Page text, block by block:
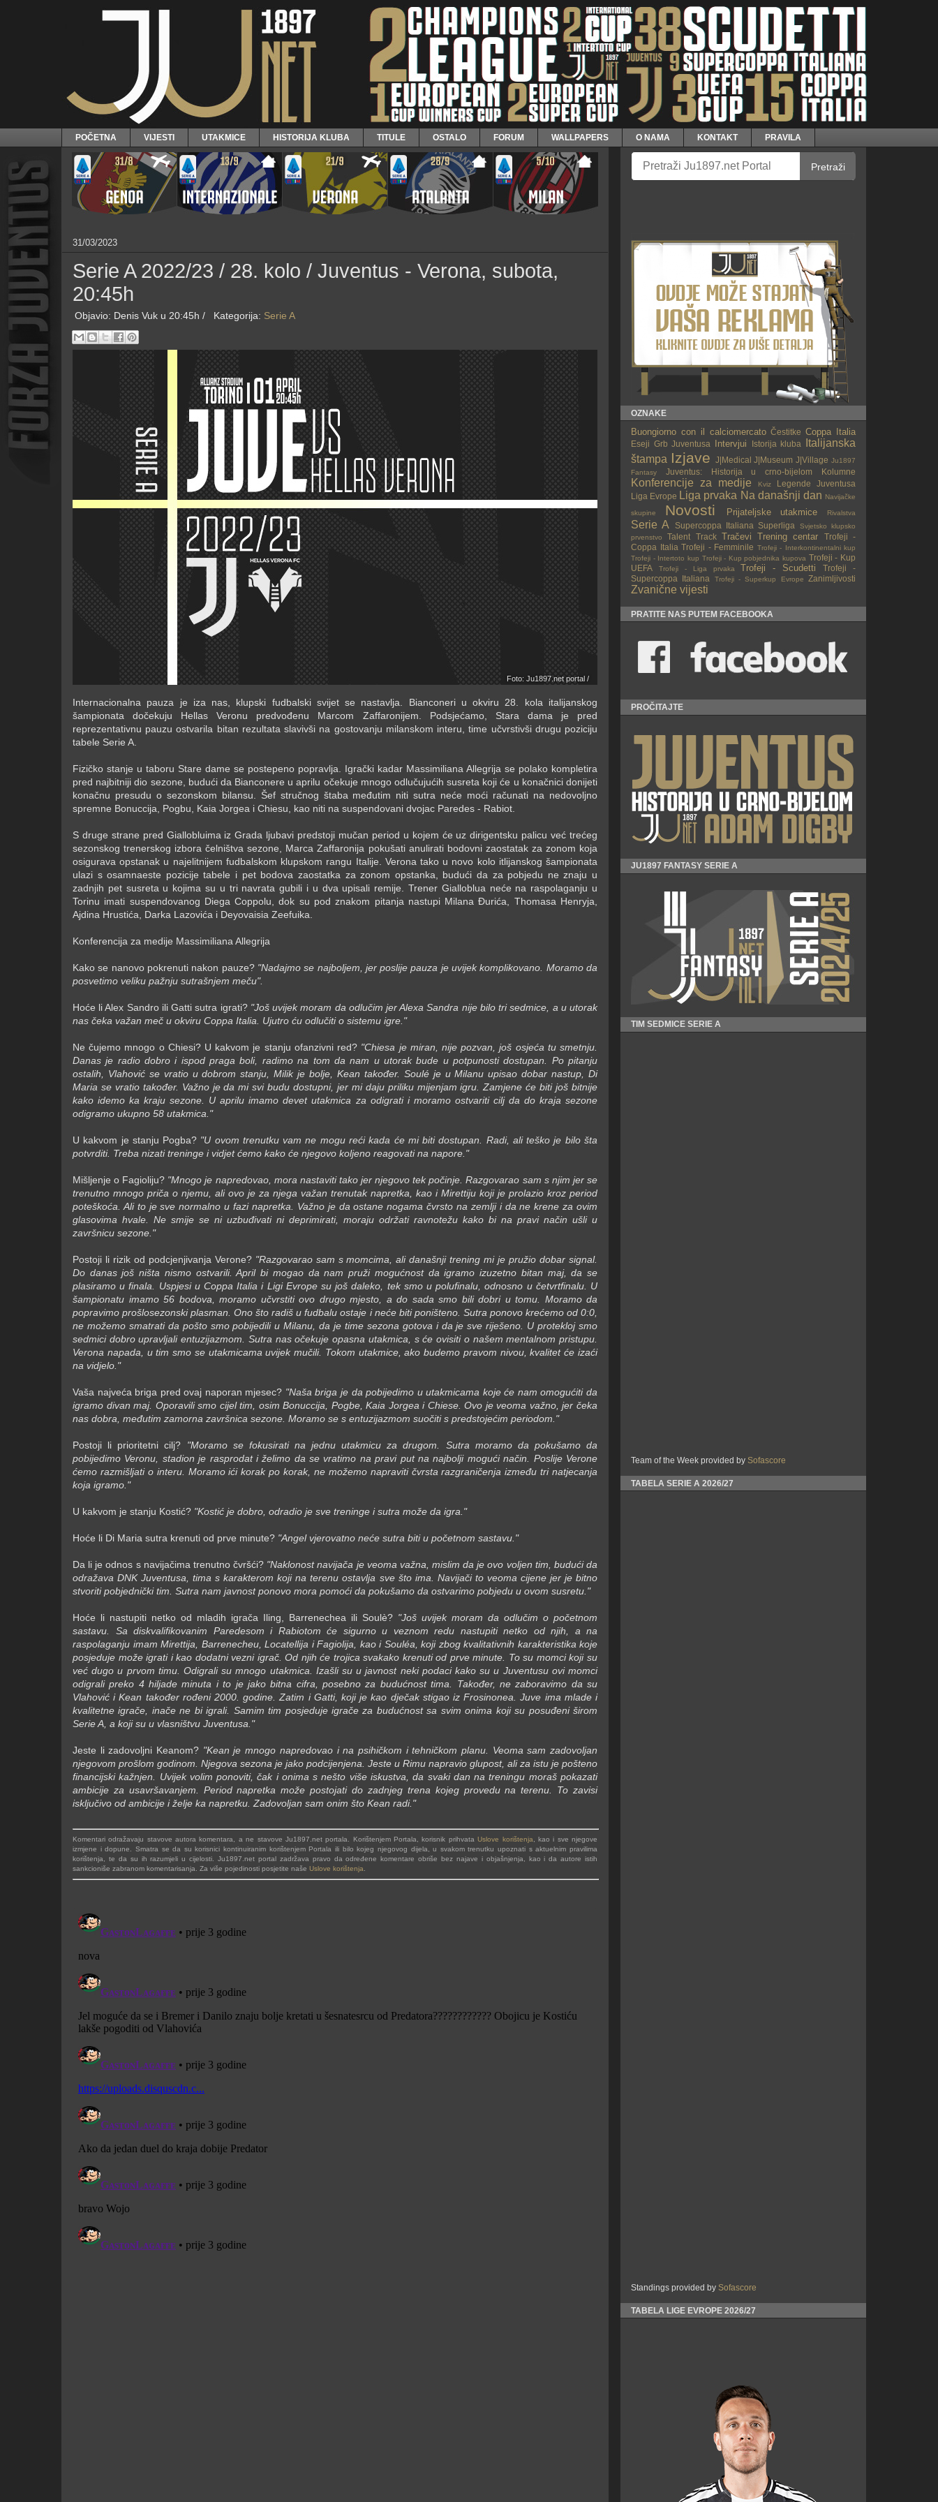
POČETNA VIJESTI UTAKMICE HISTORIJA KLUBA TITULE OSTALO FORUM WALLPAPERS O NAMA KONTAKT PRAVILA
31/03/2023
Serie A 2022/23 / 28. kolo / Juventus - Verona, subota,
20:45h
Objavio: Denis Vuk u 20:45h / Kategorija: Serie A
Foto: Ju1897.net portal /
Internacionalna pauza je iza nas, klupski fudbalski svijet se nastavlja. Bianconeri u okviru 28. kola italijanskog
šampionata dočekuju Hellas Veronu predvođenu Marcom Zaffaronijem. Podsjećamo, Stara dama je pred
reprezentativnu pauzu ostvarila bitan rezultata slavivši na gostovanju milanskom interu, time učvrstivši drugu poziciju
tabele Serie A.
Fizičko stanje u taboru Stare dame se postepeno popravlja. Igrački kadar Massimiliana Allegrija se polako kompletira
pred najbitniji dio sezone, budući da Bianconere u aprilu očekuje mnogo odlučujućih susreta koji će u konačnici donijeti
konačnu presudu o sezonskom bilansu. Šef stručnog štaba međutim niti sutra neće moći računati na nedovoljno
spremne Bonuccija, Pogbu, Kaia Jorgea i Chiesu, kao niti na suspendovani dvojac Paredes - Rabiot.
S druge strane pred Giallobluima iz Grada ljubavi predstoji mučan period u kojem će uz dirigentsku palicu već trećeg
sezonskog trenerskog izbora čelništva sezone, Marca Zaffaronija pokušati anulirati bodovni zaostatak za zonom koja
osigurava opstanak u najelitnijem fudbalskom klupskom rangu Italije. Verona tako u novo kolo itlijanskog šampionata
ulazi s osamnaeste pozicije tabele i pet bodova zaostatka za zonom opstanka, budući da za pobjedu ne znaju u
zadnjih pet susreta u kojima su u tri navrata gubili i u dva upisali remije. Trener Gialloblua neće na raspolaganju u
Torinu imati suspendovanog Diega Coppolu, dok su pod znakom pitanja nastupi Milana Đurića, Thomasa Henryja,
Ajdina Hrustića, Darka Lazovića i Deyovaisia Zeefuika.
Konferencija za medije Massimiliana Allegrija
Kako se nanovo pokrenuti nakon pauze? "Nadajmo se najboljem, jer poslije pauza je uvijek komplikovano. Moramo da
posvetimo veliku pažnju sutrašnjem meču".
Hoće li Alex Sandro ili Gatti sutra igrati? "Još uvijek moram da odlučim jer Alexa Sandra nije bilo tri sedmice, a u utorak
nas čeka važan meč u okviru Coppa Italia. Ujutro ću odlučiti o sistemu igre."
Ne čujemo mnogo o Chiesi? U kakvom je stanju ofanzivni red? "Chiesa je miran, nije pozvan, još osjeća tu smetnju.
Danas je radio dobro i ispod praga boli, radimo na tom da nam u utorak bude u potpunosti dostupan. Po pitanju
ostalih, Vlahović se vratio u dobrom stanju, Milik je bolje, Kean također. Soulé je u Milanu upisao dobar nastup, Di
Maria se vratio također. Važno je da mi svi budu dostupni, jer mi daju priliku mijenjam igru. Zamjene će biti još bitnije
kako idemo ka kraju sezone. U aprilu imamo devet utakmica za odigrati i moramo ostvariti cilj da do kraja sezone
odigramo ukupno 58 utakmica."
U kakvom je stanju Pogba? "U ovom trenutku vam ne mogu reći kada će mi biti dostupan. Radi, ali teško je bilo šta
potvrditi. Treba nizati treninge i vidjet ćemo kako će njegovo koljeno reagovati na napore."
Mišljenje o Fagioliju? "Mnogo je napredovao, mora nastaviti tako jer njegovo tek počinje. Razgovarao sam s njim jer se
trenutno mnogo priča o njemu, ali ovo je za njega važan trenutak napretka, kao i Mirettiju koji je prolazio kroz period
poteškoća. Ali to je sve normalno u fazi napretka. Važno je da ostane nogama čvrsto na zemlji i da ne krene za ovim
glasovima hvale. Ne smije se ni uzbuđivati ​​ni deprimirati, moraju održati ravnotežu kako bi na pravi način ušli u
završnicu sezone."
Postoji li rizik od podcjenjivanja Verone? "Razgovarao sam s momcima, ali današnji trening mi je pružio dobar signal.
Do danas još ništa nismo ostvarili. April bi mogao da nam pruži mogućnost da igramo izuzetno bitan maj, da se
plasiramo u finala. Uspjesi u Coppa Italia i Ligi Evrope su još daleko, tek smo u polufinalu, odnosno u četvrtfinalu. U
šampionatu imamo 56 bodova, moramo učvrstiti ovo drugo mjesto, a do sada smo bili dobri u tomu. Moramo da
popravimo prošlosezonski plasman. Ono što radiš u fudbalu ostaje i neće biti poništeno. Sutra ponovo krećemo od 0:0,
ne možemo smatrati da pošto smo pobijedili u Milanu, da je time sezona gotova i da je sve riješeno. U protekloj smo
sedmici dobro upravljali entuzijazmom. Sutra nas očekuje opasna utakmica, s će ovisiti o našem mentalnom pristupu.
Verona napada, u tim smo se utakmicama uvijek mučili. Tokom utakmice, ako budemo pravom nivou, kvalitet će izaći
na vidjelo."
Vaša najveća briga pred ovaj naporan mjesec? "Naša briga je da pobijedimo u utakmicama koje će nam omogućiti da
igramo divan maj. Oporavili smo cijel tim, osim Bonuccija, Pogbe, Kaia Jorgea i Chiese. Ovo je veoma važno, jer čeka
nas dobra, međutim zamorna završnica sezone. Moramo se s entuzijazmom suočiti s predstojećim periodom."
Postoji li prioritetni cilj? "Moramo se fokusirati na jednu utakmicu za drugom. Sutra moramo da pokušamo da
pobijedimo Veronu, stadion je rasprodat i želimo da se vratimo na pravi put na najbolji mogući način. Poslije Verone
ćemo razmišljati o interu. Moramo ići korak po korak, ne možemo napraviti čvrsta razgraničenja između tri natjecanja
koja igramo."
U kakvom je stanju Kostić? "Kostić je dobro, odradio je sve treninge i sutra može da igra."
Hoće li Di Maria sutra krenuti od prve minute? "Angel vjerovatno neće sutra biti u početnom sastavu."
Da li je odnos s navijačima trenutno čvršći? "Naklonost navijača je veoma važna, mislim da je ovo voljen tim, budući da
odražava DNK Juventusa, tima s karakterom koji na terenu ostavlja sve što ima. Navijači to veoma cijene jer je bitno
stvoriti pobjednički tim. Sutra nam javnost ponovo mora pomoći da pokušamo da ostvarimo pobjedu u ovom susretu."
Hoće li nastupiti netko od mladih igrača Iling, Barrenechea ili Soulè? "Još uvijek moram da odlučim o početnom
sastavu. Sa diskvalifikovanim Paredesom i Rabiotom će sigurno u veznom redu nastupiti netko od njih, a na
raspolaganju imam Mirettija, Barrenecheu, Locatellija i Fagiolija, kao i Souléa, koji zbog kvalitativnih karakteristika koje
posjeduje može igrati i kao dodatni vezni igrač. Od njih će trojica svakako krenuti od prve minute. To su momci koji su
već dugo u prvom timu. Odigrali su mnogo utakmica. Izašli su u javnost neki podaci kako su u Juventusu ovi momci
odigrali preko 4 hiljade minuta i to je jako bitna cifra, posebno za budućnost tima. Također, ne zaboravimo da su
Vlahović i Kean također rođeni 2000. godine. Zatim i Gatti, koji je kao dječak stigao iz Frosinonea. Juve ima mlade i
kvalitetne igrače, inače ne bi igrali. Samim tim posjeduje igrače za budućnost sa svim onima koji su posuđeni širom
Serie A, a koji su u vlasništvu Juventusa."
Jeste li zadovoljni Keanom? "Kean je mnogo napredovao i na psihičkom i tehničkom planu. Veoma sam zadovoljan
njegovom prošlom godinom. Njegova sezona je jako podcijenjena. Jeste u Rimu napravio glupost, ali za istu je pošteno
financijski kažnjen. Uvijek volim ponoviti, čak i onima s nešto više iskustva, da svaki dan na treningu moraš pokazati
ambicije za usavršavanjem. Period napretka može postojati do zadnjeg trena kojeg provedu na terenu. To zavisi
isključivo od ambicije i želje ka napretku. Zadovoljan sam onim što Kean radi."
Komentari odražavaju stavove autora komentara, a ne stavove Ju1897.net portala. Korištenjem Portala, korisnik prihvataUslove korištenja , kao i sve njegove
izmjene i dopune. Smatra se da su korisnici kontinuiranim korištenjem Portala ili bilo kojeg njegovog dijela, u svakom trenutku upoznati s aktuelnim pravilima
korištenja, te da su ih razumjeli u cijelosti. Ju1897.net portal zadržava pravo da određene komentare obriše bez najave i objašnjenja, kao i da autore istih
sankcioniše zabranom komentarisanja. Za više pojedinosti posjetite naše Uslove korištenja
Pretraži
OZNAKE
Buongiorno con il calciomercato Čestitke Coppa Italia
Eseji Grb Juventusa Intervjui Istorija kluba
Italijanska
štampa Izjave J|Medical J|Museum J|Village Ju1897
Fantasy
Juventus: Historija u crno-bijelom Kolumne
Konferencije za medije Kviz
Legende Juventusa
Liga Evrope Liga prvaka Na današnji dan Navijačke
skupine Novosti Prijateljske utakmice Rivalstva
Serie A Supercoppa Italiana Superliga
Svjetsko klupsko
prvenstvo
Talent Track Tračevi Trening centar
Trofeji -
Coppa Italia Trofeji - Femminile Trofeji - Interkontinentalni kup
Trofeji - Intertoto kup Trofeji - Kup pobjednika kupova Trofeji - Kup
UEFA
Trofeji - Liga prvaka Trofeji - Scudetti
Trofeji -
Supercoppa Italiana
Trofeji - Superkup Evrope Zanimljivosti
Zvanične vijesti
PRATITE NAS PUTEM FACEBOOKA
PROČITAJTE
JU1897 FANTASY SERIE A
TIM SEDMICE SERIE A
Team of the Week provided by Sofascore
TABELA SERIE A 2026/27
Standings provided by Sofascore
TABELA LIGE EVROPE 2026/27